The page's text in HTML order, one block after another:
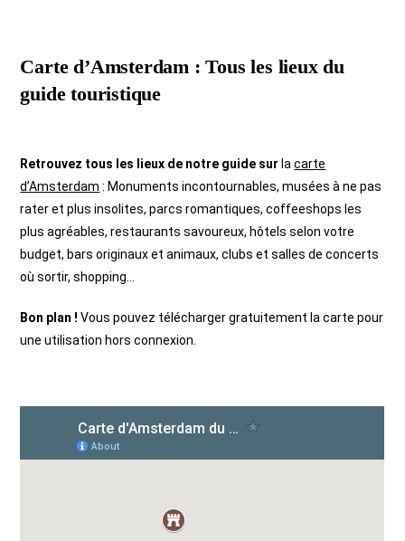
Carte d’Amsterdam : Tous les lieux du
guide touristique
Retrouvez tous les lieux de notre guide sur lacarte
d’Amsterdam : Monuments incontournables, musées à ne pas
rater et plus insolites, parcs romantiques, coffeeshops les
plus agréables, restaurants savoureux, hôtels selon votre
budget, bars originaux et animaux, clubs et salles de concerts
où sortir, shopping…
Bon plan ! Vous pouvez télécharger gratuitement la carte pour
une utilisation hors connexion.